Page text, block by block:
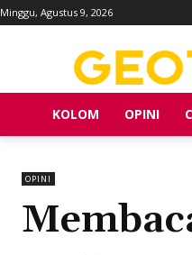
Minggu, Agustus 9, 2026
KOLOM OPINI
OPINI